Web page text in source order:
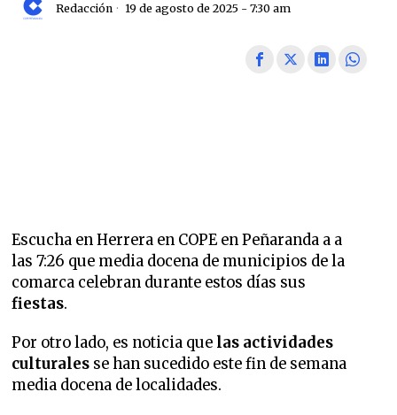
Redacción 19 de agosto de 2025 - 7:30 am
Escucha en Herrera en COPE en Peñaranda a a
las 7:26 que media docena de municipios de la
comarca celebran durante estos días sus
fiestas.
Por otro lado, es noticia que las actividades
culturales se han sucedido este fin de semana
media docena de localidades.